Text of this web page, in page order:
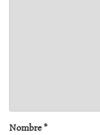
Nombre*